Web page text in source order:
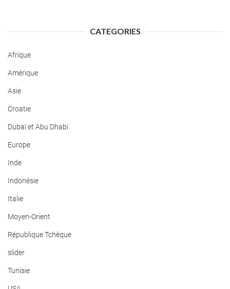
CATEGORIES
Afrique
Amérique
Asie
Croatie
Dubaï et Abu Dhabi
Europe
Inde
Indonésie
Italie
Moyen-Orient
République Tchèque
slider
Tunisie